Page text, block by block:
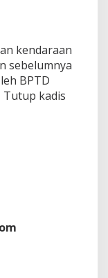
kendaraan
sebelumnya
BPTD
Tutup kadis